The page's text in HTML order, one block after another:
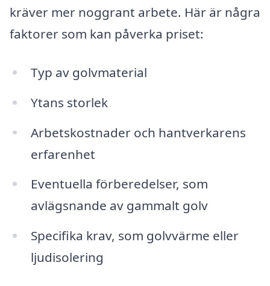
kräver mer noggrant arbete. Här är några
faktorer som kan påverka priset:
Typ av golvmaterial
Ytans storlek
Arbetskostnader och hantverkarens
erfarenhet
Eventuella förberedelser, som
avlägsnande av gammalt golv
Specifika krav, som golvvärme eller
ljudisolering